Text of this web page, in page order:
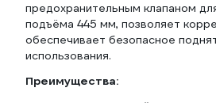
предохранительным клапаном
подъёма 445 мм, позволяет
обеспечивает безопасное
использования.
Преимущества: